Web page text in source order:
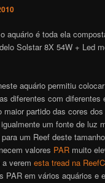
aquário é toda ela
Solstar 8X 54W + Led
aquário permitiu
diferentes com diferentes
maior partido das cores
um fonte de luz
um Reef deste
valores PAR muito
a veremesta tread na
PAR em vários aquários e